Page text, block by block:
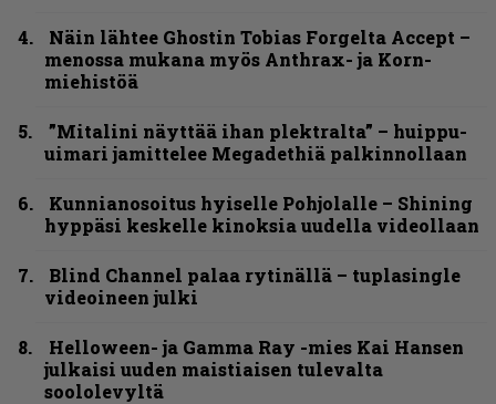
Näin lähtee Ghostin Tobias Forgelta Accept –
menossa mukana myös Anthrax- ja Korn-
miehistöä
”Mitalini näyttää ihan plektralta” – huippu-
uimari jamittelee Megadethiä palkinnollaan
Kunnianosoitus hyiselle Pohjolalle – Shining
hyppäsi keskelle kinoksia uudella videollaan
Blind Channel palaa rytinällä – tuplasingle
videoineen julki
Helloween- ja Gamma Ray -mies Kai Hansen
julkaisi uuden maistiaisen tulevalta
soololevyltä